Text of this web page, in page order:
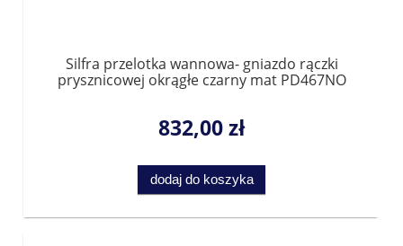
Silfra przelotka wannowa- gniazdo rączki
prysznicowej okrągłe czarny mat PD467NO
832,00 zł
dodaj do koszyka